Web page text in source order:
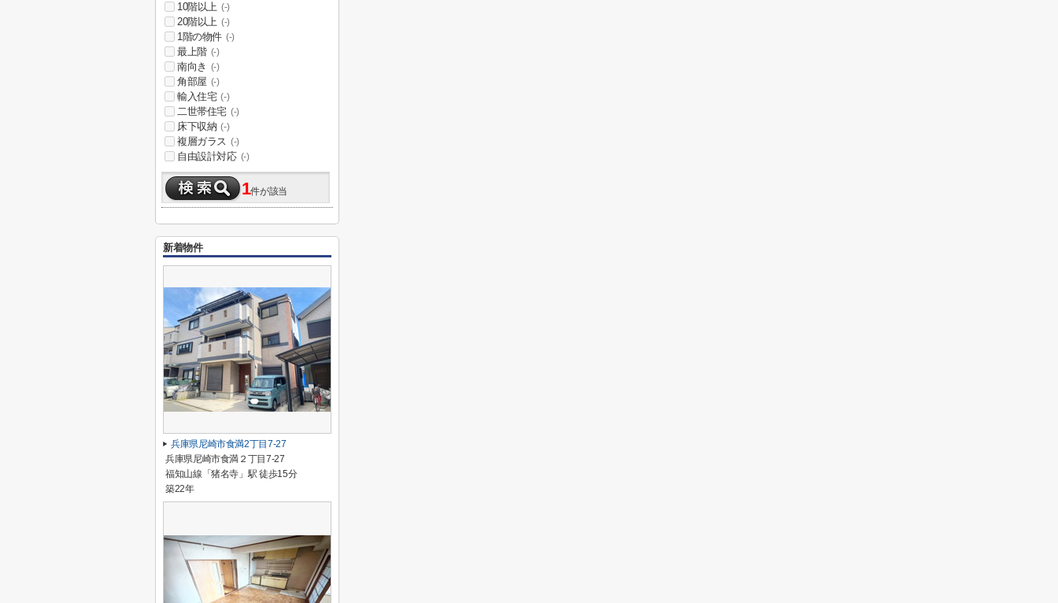
10階以上 (-)
20階以上 (-)
1階の物件 (-)
最上階 (-)
南向き (-)
角部屋 (-)
輸入住宅 (-)
二世帯住宅 (-)
床下収納 (-)
複層ガラス (-)
自由設計対応 (-)
1件が該当
新着物件
兵庫県尼崎市食満2丁目7-27
兵庫県尼崎市食満２丁目7-27
福知山線「猪名寺」駅 徒歩15分
築22年